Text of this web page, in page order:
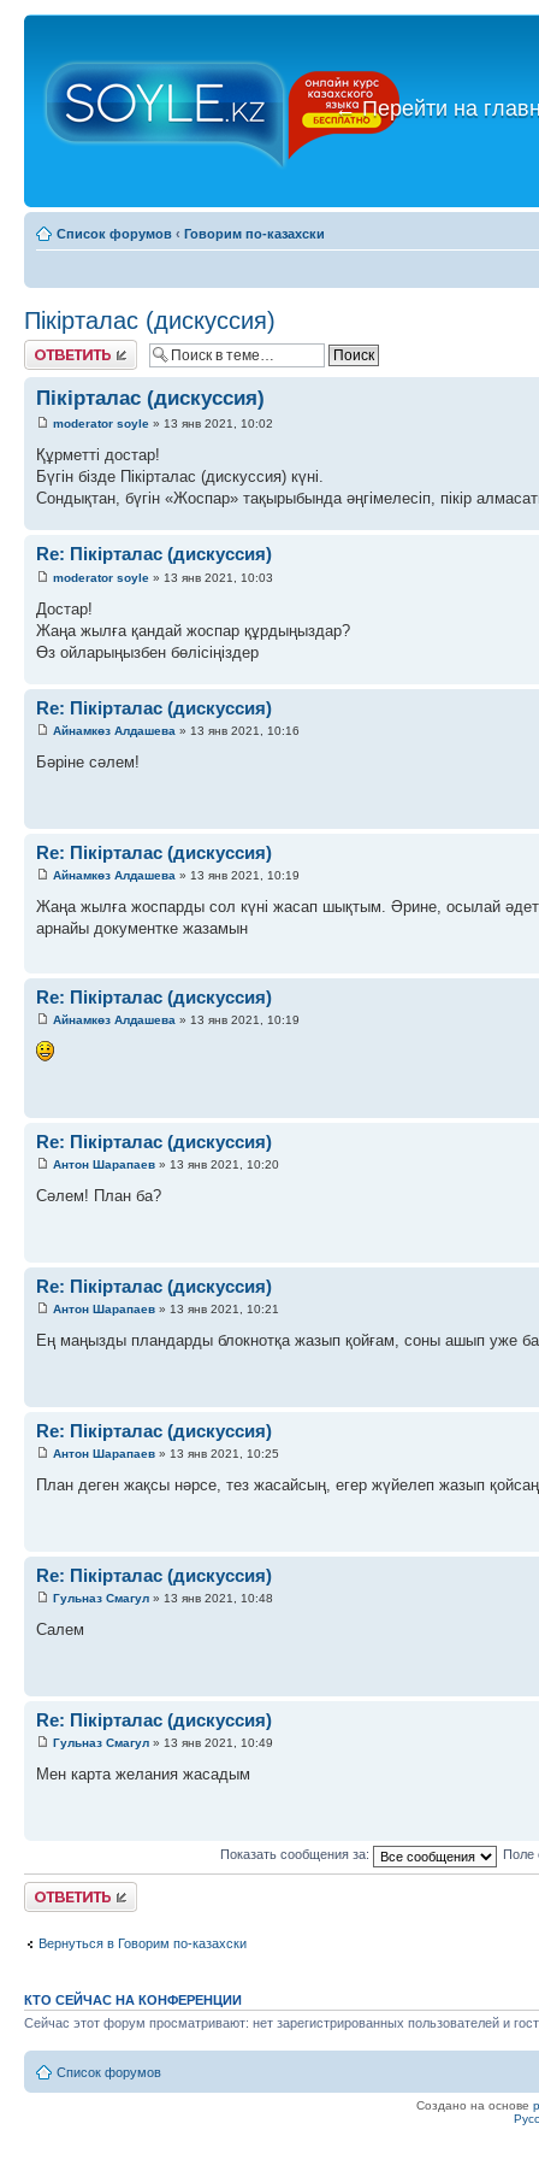
←Перейти на
Список форумов ‹ Говорим по-казахски
Пікірталас (дискуссия)
Ответить
Пікірталас (дискуссия)
moderator soyle » 13 янв 2021, 10:02
Құрметті достар!
Бүгін бізде Пікірталас (дискуссия) күні.
Сондықтан, бүгін «Жоспар» тақырыбында әңгімелесіп, пікір
Re: Пікірталас (дискуссия)
moderator soyle » 13 янв 2021, 10:03
Достар!
Жаңа жылға қандай жоспар құрдыңыздар?
Өз ойларыңызбен бөлісіңіздер
Re: Пікірталас (дискуссия)
Айнамкөз Алдашева » 13 янв 2021, 10:16
Бәріне сәлем!
Re: Пікірталас (дискуссия)
Айнамкөз Алдашева » 13 янв 2021, 10:19
Жаңа жылға жоспарды сол күні жасап шықтым. Әрине, осылай
арнайы документке жазамын
Re: Пікірталас (дискуссия)
Айнамкөз Алдашева » 13 янв 2021, 10:19
Re: Пікірталас (дискуссия)
Антон Шарапаев » 13 янв 2021, 10:20
Сәлем! План ба?
Re: Пікірталас (дискуссия)
Антон Шарапаев » 13 янв 2021, 10:21
Ең маңызды пландарды блокнотқа жазып қойғам, соны ашып уже
Re: Пікірталас (дискуссия)
Антон Шарапаев » 13 янв 2021, 10:25
План деген жақсы нәрсе, тез жасайсың, егер жүйелеп жазып қойсаң
Re: Пікірталас (дискуссия)
Гульназ Смагул » 13 янв 2021, 10:48
Салем
Re: Пікірталас (дискуссия)
Гульназ Смагул » 13 янв 2021, 10:49
Мен карта желания жасадым
Показать сообщения за: Поле
Ответить
Вернуться в Говорим по-казахски
КТО СЕЙЧАС НА КОНФЕРЕНЦИИ
Сейчас этот форум просматривают: нет зарегистрированных пользователей и
Список форумов
Создано на основе